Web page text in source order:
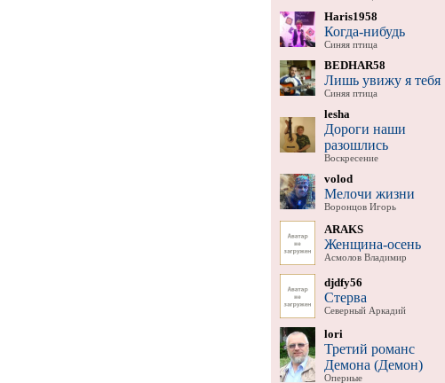
Haris1958
Когда-нибудь
Синяя птица
BEDHAR58
Лишь увижу я тебя
Синяя птица
lesha
Дороги наши
разошлись
Воскресение
volod
Мелочи жизни
Воронцов Игорь
ARAKS
Женщина-осень
Асмолов Владимир
djdfy56
Стерва
Северный Аркадий
lori
Третий романс
Демона (Демон)
Оперные